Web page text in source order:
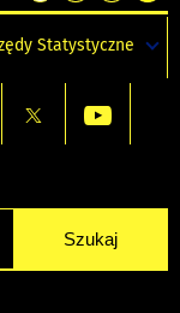
kontrastkontrast
tekst
czarnym
kontrast
tekst
czarnym
tekst
żółtym
Statystyczne